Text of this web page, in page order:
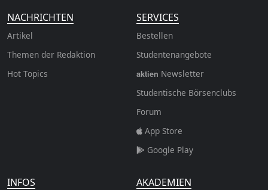
NACHRICHTEN
Artikel
Themen der Redaktion
Hot Topics
SERVICES
Bestellen
Studentenangebote
aktien Newsletter
Studentische Börsenclubs
Forum
App Store
Google Play
INFOS AKADEMIEN